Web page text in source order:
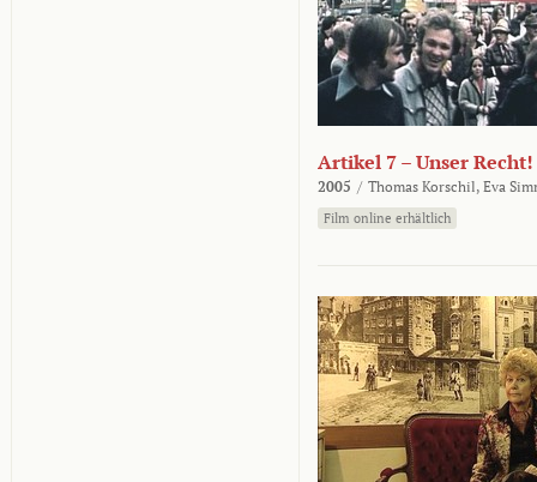
Artikel 7 – Unser Recht!
2005 / Thomas Korschil, Eva
Film online erhältlich